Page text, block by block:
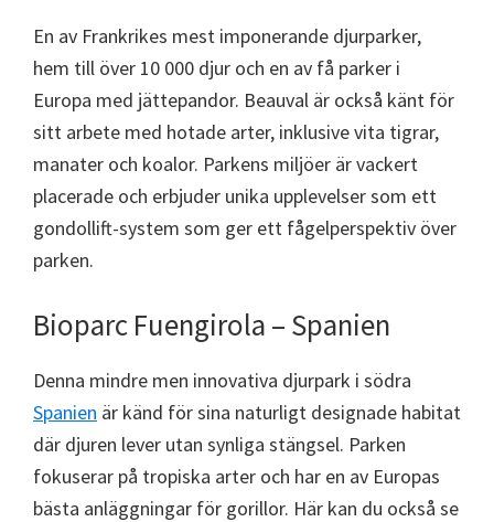
En av Frankrikes mest imponerande djurparker,
hem till över 10 000 djur och en av få parker i
Europa med jättepandor. Beauval är också känt för
sitt arbete med hotade arter, inklusive vita tigrar,
manater och koalor. Parkens miljöer är vackert
placerade och erbjuder unika upplevelser som ett
gondollift-system som ger ett fågelperspektiv över
parken.
Bioparc Fuengirola – Spanien
Denna mindre men innovativa djurpark i södra
Spanien är känd för sina naturligt designade habitat
där djuren lever utan synliga stängsel. Parken
fokuserar på tropiska arter och har en av Europas
bästa anläggningar för gorillor. Här kan du också se